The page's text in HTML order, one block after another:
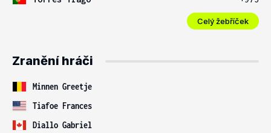
Celý žebříček
Zranění hráči
Minnen Greetje
Tiafoe Frances
Diallo Gabriel